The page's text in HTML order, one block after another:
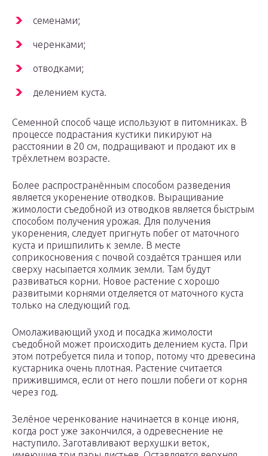
семенами;
черенками;
отводками;
делением куста.
Семенной способ чаще используют в питомниках. В
процессе подрастания кустики пикируют на
расстоянии в 20 см, подращивают и продают их в
трёхлетнем возрасте.
Более распространённым способом разведения
является укоренение отводков. Выращивание
жимолости съедобной из отводков является быстрым
способом получения урожая. Для получения
укоренения, следует пригнуть побег от маточного
куста и пришпилить к земле. В месте
соприкосновения с почвой создаётся траншея или
сверху насыпается холмик земли. Там будут
развиваться корни. Новое растение с хорошо
развитыми корнями отделяется от маточного куста
только на следующий год.
Омолаживающий уход и посадка жимолости
съедобной может происходить делением куста. При
этом потребуется пила и топор, потому что древесина
кустарника очень плотная. Растение считается
прижившимся, если от него пошли побеги от корня
через год.
Зелёное черенкование начинается в конце июня,
когда рост уже закончился, а одревеснение не
наступило. Заготавливают верхушки веток,